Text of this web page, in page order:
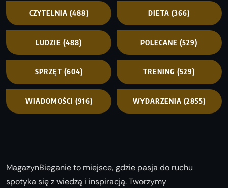
CZYTELNIA (488) DIETA (366)
LUDZIE (488) POLECANE (529)
SPRZĘT (604) TRENING (529)
WIADOMOŚCI (916) WYDARZENIA (2855)
MagazynBieganie to miejsce, gdzie pasja do ruchu
spotyka się z wiedzą i inspiracją. Tworzymy